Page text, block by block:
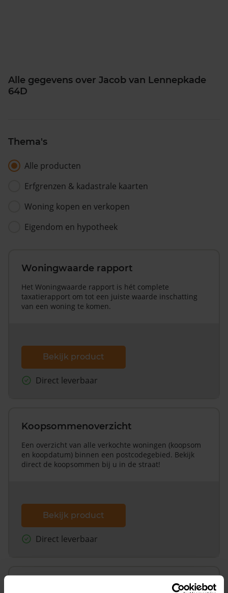
Alle gegevens over Jacob van Lennepkade
64D
Thema's
Alle producten
Erfgrenzen & kadastrale kaarten
Woning kopen en verkopen
Eigendom en hypotheek
Woningwaarde rapport
Het Woningwaarde rapport is hét complete
taxatierapport om tot een juiste waarde inschatting
van een woning te komen.
Bekijk product
Direct leverbaar
Koopsommenoverzicht
Een overzicht van alle verkochte woningen (koopsom
en koopdatum) binnen een postcodegebied. Bekijk
direct de koopsommen bij u in de straat!
Bekijk product
Direct leverbaar
Koopsommenoverzicht (1 jaar gratis